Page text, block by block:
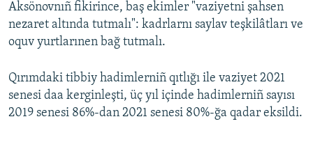
Aksönovnıñ fikirince, baş ekimler "vaziyetni şahsen
nezaret altında tutmalı": kadrlarnı saylav teşkilâtları ve
oquv yurtlarınen bağ tutmalı.
Qırımdaki tibbiy hadimlerniñ qıtlığı ile vaziyet 2021
senesi daa kerginleşti, üç yıl içinde hadimlerniñ sayısı
2019 senesi 86%-dan 2021 senesi 80%-ğa qadar eksildi.